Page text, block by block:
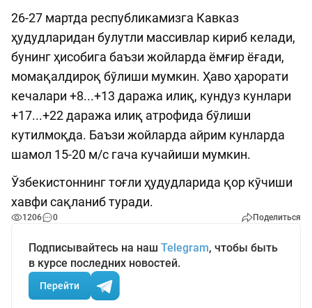
26-27 мартда республикамизга Кавказ
ҳудудларидан булутли массивлар кириб келади,
бунинг ҳисобига баъзи жойларда ёмғир ёғади,
момақалдироқ бўлиши мумкин. Ҳаво ҳарорати
кечалари +8...+13 даража илиқ, кундуз кунлари
+17...+22 даража илиқ атрофида бўлиши
кутилмоқда. Баъзи жойларда айрим кунларда
шамол 15-20 м/с гача кучайиши мумкин.
Ўзбекистоннинг тоғли ҳудудларида қор кўчиши
хавфи сақланиб туради.
1206 0 Поделиться
Подписывайтесь на наш Telegram, чтобы быть
в курсе последних новостей.
Перейти